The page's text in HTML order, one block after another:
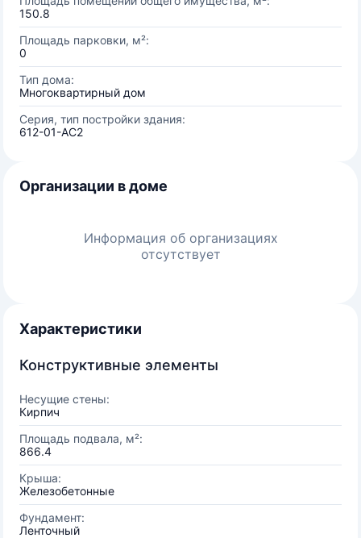
150.8
Площадь парковки, м²:
0
Тип дома:
Многоквартирный дом
Серия, тип постройки здания:
612-01-АС2
Организации в доме
Информация об организациях
отсутствует
Характеристики
Конструктивные элементы
Несущие стены:
Кирпич
Площадь подвала, м²:
866.4
Крыша:
Железобетонные
Фундамент:
Ленточный